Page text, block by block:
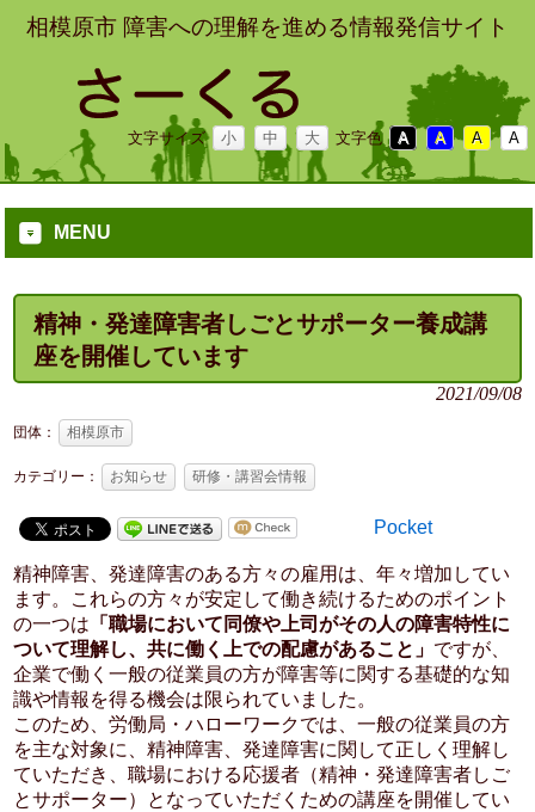
相模原市 障害への理解を進める情報発信サイト
文字サイズ 小 中 大 文字色 A A A A
MENU
精神・発達障害者しごとサポーター養成講
座を開催しています
2021/09/08
団体： 相模原市
カテゴリー： お知らせ 研修・講習会情報
Pocket
精神障害、発達障害のある方々の雇用は、年々増加してい
ます。これらの方々が安定して働き続けるためのポイント
の一つは 「職場において同僚や上司がその人の障害特性に
ついて理解し、共に働く上での配慮があること」 ですが、
企業で働く一般の従業員の方が障害等に関する基礎的な知
識や情報を得る機会は限られていました。
このため、労働局・ハローワークでは、一般の従業員の方
を主な対象に、精神障害、発達障害に関して正しく理解し
ていただき、職場における応援者（精神・発達障害者しご
とサポーター）となっていただくための講座を開催してい